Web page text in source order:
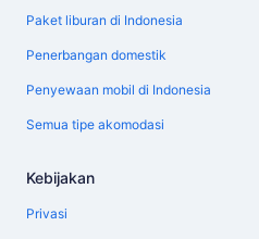
Paket liburan di Indonesia
Penerbangan domestik
Penyewaan mobil di Indonesia
Semua tipe akomodasi
Kebijakan
Privasi